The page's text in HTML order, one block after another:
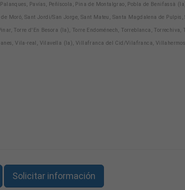
Pavías, Peñíscola, Pina de Montalgrao, Pobla de Benifassà
Moró, Sant Jordi/San Jorge, Sant Mateu, Santa Magdalena de
Torre d'En Besora (la), Torre Endoménech, Torreblanca,
Vila-real, Vilavella (la), Villafranca del Cid/Vilafranca,
Solicitar información